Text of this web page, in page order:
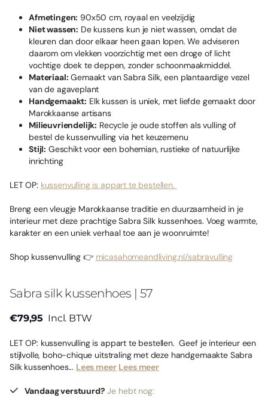
Afmetingen: 90x50 cm, royaal en veelzijdig
Niet wassen: De kussens kun je niet wassen, omdat de
kleuren dan door elkaar heen gaan lopen. We adviseren
daarom om vlekken voorzichtig met een droge of licht
vochtige doek te deppen, zonder schoonmaakmiddel.
Materiaal: Gemaakt van Sabra Silk, een plantaardige vezel
van de agaveplant
Handgemaakt: Elk kussen is uniek, met liefde gemaakt door
Marokkaanse artisans
Milieuvriendelijk: Recycle je oude stoffen als vulling of
bestel de kussenvulling via het keuzemenu
Stijl: Geschikt voor een bohemian, rustieke of natuurlijke
inrichting
LET OP: kussenvulling is appart te bestellen.
Breng een vleugje Marokkaanse traditie en duurzaamheid in je
interieur met deze prachtige Sabra Silk kussenhoes. Voeg warmte,
karakter en een uniek verhaal toe aan je woonruimte!
Shop kussenvulling 👉 micasahomeandliving.nl/sabravulling
Sabra silk kussenhoes | 57
€79,95 Incl. BTW
LET OP: kussenvulling is appart te bestellen. Geef je interieur een
stijlvolle, boho-chique uitstraling met deze handgemaakte Sabra
Silk kussenhoes... Lees meer Lees meer
Vandaag verstuurd? Je hebt nog: